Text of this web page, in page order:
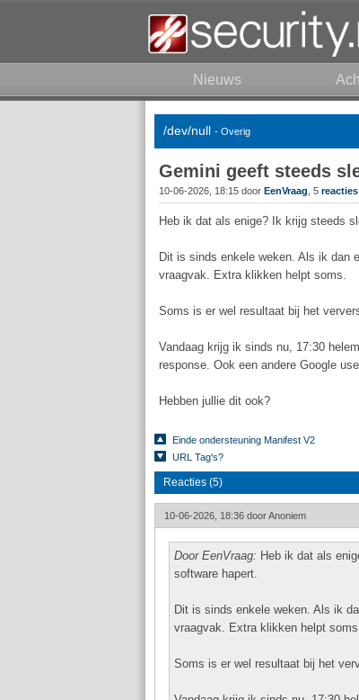
Nieuws
/dev/null - Overig
Gemini geeft steeds
10-06-2026, 18:15 door EenVraag , 5 reacties
Heb ik dat als enige? Ik krijg steeds
Dit is sinds enkele weken. Als ik dan
vraagvak. Extra klikken helpt soms.
Soms is er wel resultaat bij het
Vandaag krijg ik sinds nu, 17:30
response. Ook een andere Google
Hebben jullie dit ook?
Einde ondersteuning Manifest V2
URL Tag's?
Reacties (5)
10-06-2026, 18:36 doorAnoniem
Door EenVraag: Heb ik dat als
software hapert.
Dit is sinds enkele weken. Als ik
vraagvak. Extra klikken helpt
Soms is er wel resultaat bij het